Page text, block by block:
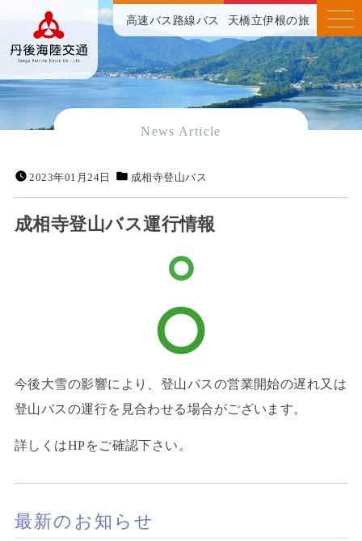
高速バス 路線バス 天橋立伊根の旅
News Article
2023年01月24日 成相寺登山バス
成相寺登山バス運行情報
今後大雪の影響により、登山バスの営業開始の遅れ又は
登山バスの運行を見合わせる場合がございます。
詳しくはHPをご確認下さい。
最新のお知らせ